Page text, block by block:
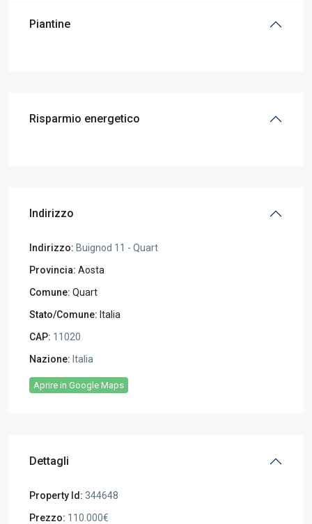
Piantine
Risparmio energetico
Indirizzo
Indirizzo: Buignod 11 - Quart
Provincia: Aosta
Comune: Quart
Stato/Comune: Italia
CAP: 11020
Nazione: Italia
Aprire in Google Maps
Dettagli
Property Id: 344648
Prezzo: 110.000€